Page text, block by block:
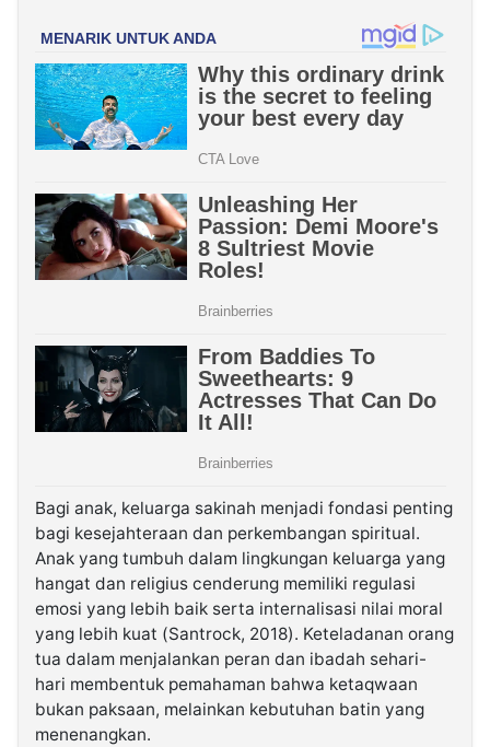
Bagi anak, keluarga sakinah menjadi fondasi penting
bagi kesejahteraan dan perkembangan spiritual.
Anak yang tumbuh dalam lingkungan keluarga yang
hangat dan religius cenderung memiliki regulasi
emosi yang lebih baik serta internalisasi nilai moral
yang lebih kuat (Santrock, 2018). Keteladanan orang
tua dalam menjalankan peran dan ibadah sehari-
hari membentuk pemahaman bahwa ketaqwaan
bukan paksaan, melainkan kebutuhan batin yang
menenangkan.